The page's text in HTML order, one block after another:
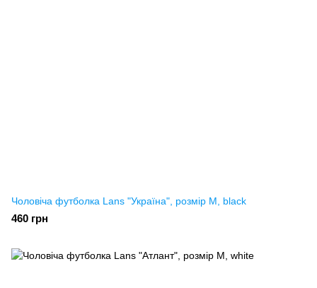
Чоловіча футболка Lans "Україна", розмір M, black
460 грн